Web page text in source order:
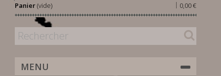
Panier 0,00 €
|
(vide)
MENU